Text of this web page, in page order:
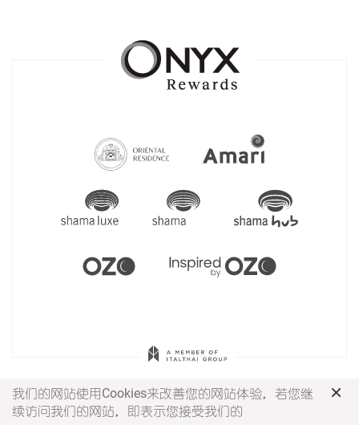
我们的网站使用Cookies来改善您的网站体验，若您继
续访问我们的网站，即表示您接受我们的
×